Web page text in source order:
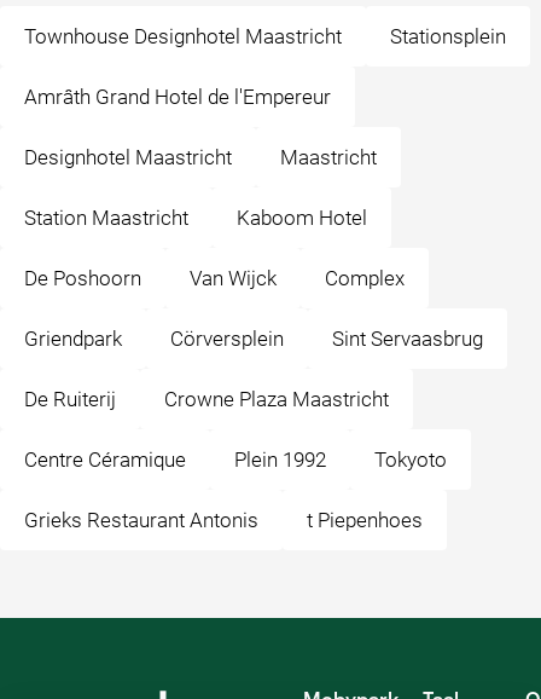
Townhouse Designhotel Maastricht Stationsplein
Amrâth Grand Hotel de l'Empereur
Designhotel Maastricht Maastricht
Station Maastricht Kaboom Hotel
De Poshoorn Van Wijck Complex
Griendpark Cörversplein Sint Servaasbrug
De Ruiterij Crowne Plaza Maastricht
Centre Céramique Plein 1992 Tokyoto
Grieks Restaurant Antonis t Piepenhoes